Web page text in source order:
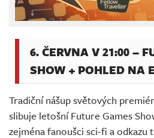
6. ČERVNA V 21:00 –
SHOW + POHLED NA
Tradiční nášup světových
slibuje letošní Future Games
zejména fanoušci sci-fi a odkazu